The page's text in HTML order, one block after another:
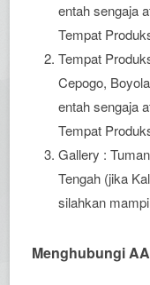
entah sengaja
Tempat
Tempat
Cepogo,
entah sengaja
Tempat
Gallery :
Tengah (jika
silahkan
Menghubungi